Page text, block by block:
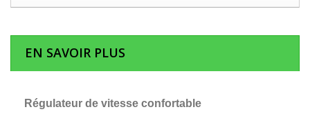
EN SAVOIR PLUS
Régulateur de vitesse confortable